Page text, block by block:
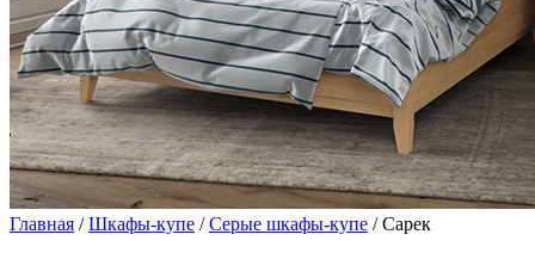
Главная /Шкафы-купе /Серые шкафы-купе / Сарек